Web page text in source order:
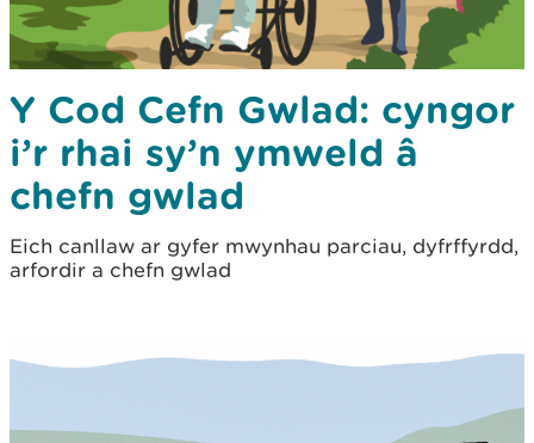
Y Cod Cefn Gwlad: cyngor
i’r rhai sy’n ymweld â
chefn gwlad
Eich canllaw ar gyfer mwynhau parciau, dyfrffyrdd,
arfordir a chefn gwlad